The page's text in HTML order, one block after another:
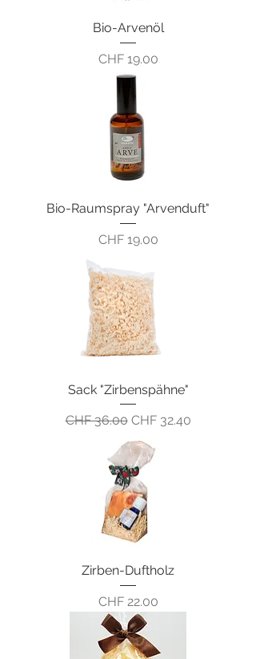
Bio-Arvenöl
Preis
CHF 19.00
Bio-Raumspray "Arvenduft"
Preis
CHF 19.00
Sack "Zirbenspähne"
Standardpreis
CHF 36.00 Sale-Preis
CHF 32.40
Zirben-Duftholz
Preis
CHF 22.00